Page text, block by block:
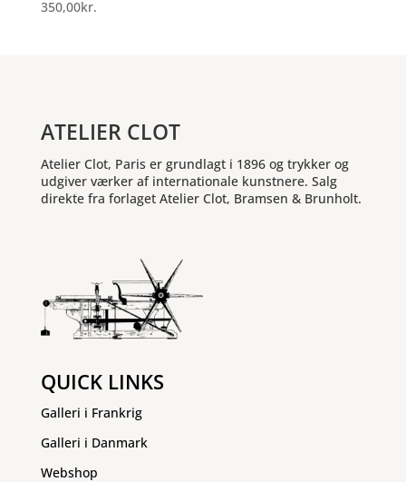
350,00kr.
ATELIER CLOT
Atelier Clot, Paris er grundlagt i 1896 og trykker og
udgiver værker af internationale kunstnere. Salg
direkte fra forlaget Atelier Clot, Bramsen & Brunholt.
QUICK LINKS
Galleri i Frankrig
Galleri i Danmark
Webshop